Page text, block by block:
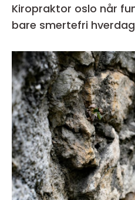
Kiropraktor oslo når funksjon betyr mer enn
bare smertefri hverdag